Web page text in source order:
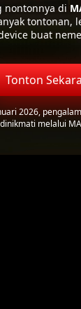
nontonnya di
tontonan,
buat
Tonton
2026,
melalui